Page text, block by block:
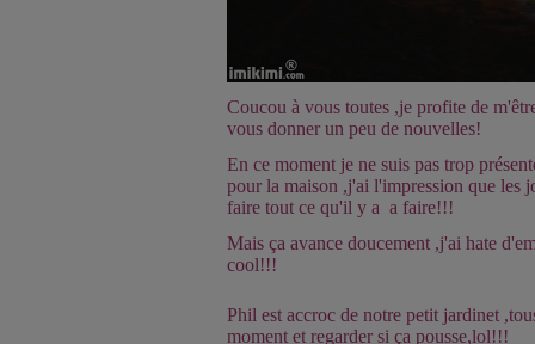
Coucou à vous toutes ,je profite de
vous donner un peu de nouvelles!
En ce moment je ne suis pas trop
pour la maison ,j'ai l'impression que les
faire tout ce qu'il y a a faire!!!
Mais ça avance doucement ,j'ai hate
cool!!!
Phil est accroc de notre petit jardinet
moment et regarder si ça pousse,lol!!!